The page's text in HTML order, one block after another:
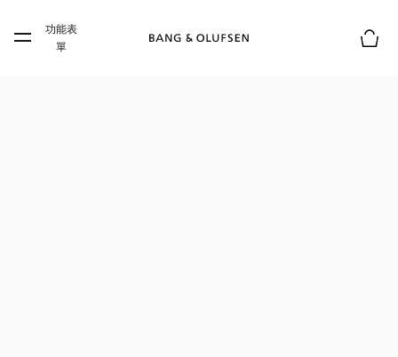
Skip to main footer
功能表
單